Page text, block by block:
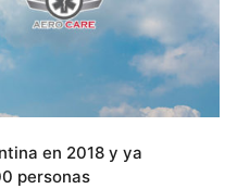
en 2018 y ya
personas